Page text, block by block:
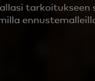
tarkoitukseen